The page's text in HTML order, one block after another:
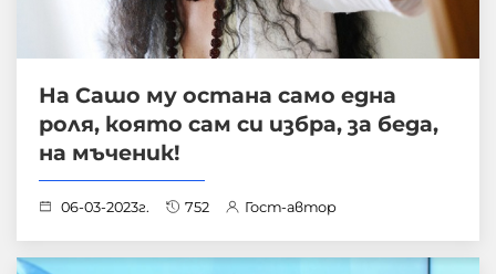
На Сашо му остана само една
роля, която сам си избра, за беда,
на мъченик!
06-03-2023г. 752 Гост-автор